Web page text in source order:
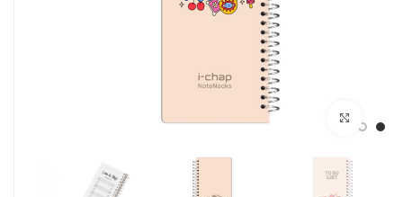
بزرگنمایی تصویر